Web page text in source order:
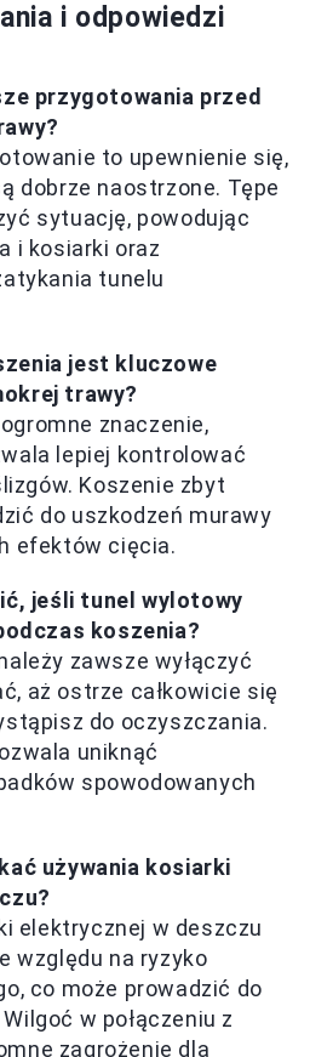
i odpowiedzi
przygotowania przed
to upewnienie się,
dobrze naostrzone. Tępe
sytuację, powodując
i kosiarki oraz
tunelu
jest kluczowe
trawy?
znaczenie,
lepiej kontrolować
Koszenie zbyt
do uszkodzeń murawy
efektów cięcia.
jeśli tunel wylotowy
koszenia?
zawsze wyłączyć
aż ostrze całkowicie się
do oczyszczania.
uniknąć
spowodowanych
używania kosiarki
elektrycznej w deszczu
względu na ryzyko
co może prowadzić do
w połączeniu z
zagrożenie dla